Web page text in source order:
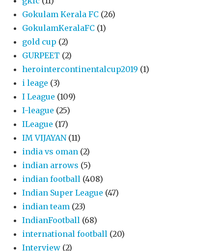
Gokulam Kerala FC (26)
GokulamKeralaFC (1)
gold cup (2)
GURPEET (2)
herointercontinentalcup2019 (1)
i leage (3)
I League (109)
I-league (25)
ILeague (17)
IM VIJAYAN (11)
india vs oman (2)
indian arrows (5)
indian football (408)
Indian Super League (47)
indian team (23)
IndianFootball (68)
international football (20)
Interview (2)